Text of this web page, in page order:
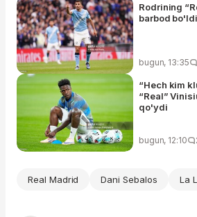
Rodrining
barbod
bugun, 13:35
“Hech kim
“Real”
qo'ydi
bugun, 12:10
Real Madrid Dani Sebalos La